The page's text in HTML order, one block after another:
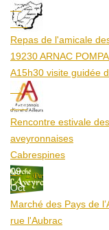
23
Aoû
Repas de l'amicale
19230 ARNAC
A15h30 visite guidée
25
Aoû
Rencontre estivale
aveyronnaises
Cabrespines
09
Oct
Marché des Pays de
rue l'Aubrac